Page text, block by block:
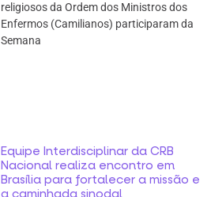
religiosos da Ordem dos Ministros dos
Enfermos (Camilianos) participaram da
Semana
Equipe Interdisciplinar da CRB
Nacional realiza encontro em
Brasília para fortalecer a missão e
a caminhada sinodal